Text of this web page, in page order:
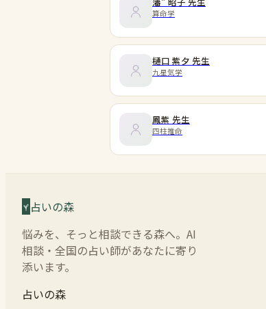
算命学
樋口 紫夕 先生
九星気学
鳳紫 先生
四柱推命
占いの森
悩みを、そっと相談できる森へ。AI
相談・全国の占い師があなたに寄り
添います。
占いの森